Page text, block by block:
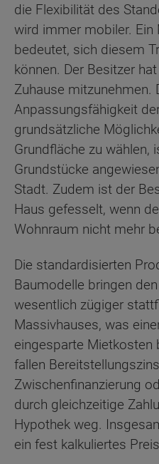
die Flexibilität des
wird immer mobiler. Ein
bedeutet, sich diesem
können. Der Besitzer
Zuhause mitzunehmen.
Anpassungsfähigkeit
grundsätzliche
Grundfläche zu wählen,
Grundstücke
Stadt. Zudem ist der
Haus gefesselt, wenn
Wohnraum nicht mehr
Die standardisierten
Baumodelle bringen
wesentlich zügiger
Massivhauses, was
eingesparte Mietkosten
fallen
Zwischenfinanzierung
durch gleichzeitige
Hypothek weg.
ein fest kalkuliertes